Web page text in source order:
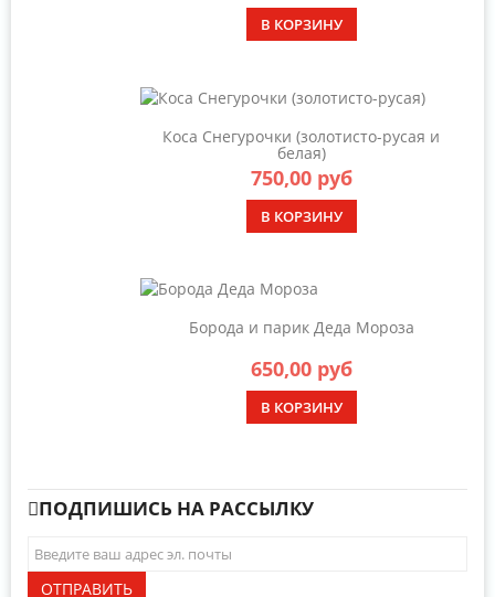
В КОРЗИНУ
Коса Снегурочки (золотисто-русая и
белая)
750,00 руб
В КОРЗИНУ
Борода и парик Деда Мороза
650,00 руб
В КОРЗИНУ
ПОДПИШИСЬ НА РАССЫЛКУ
ОТПРАВИТЬ